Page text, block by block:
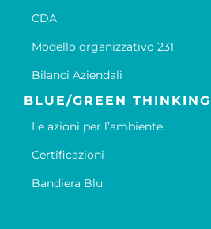
CDA
Modello organizzativo 231
Bilanci Aziendali
BLUE/GREEN THINKING
Le azioni per l’ambiente
Certificazioni
Bandiera Blu